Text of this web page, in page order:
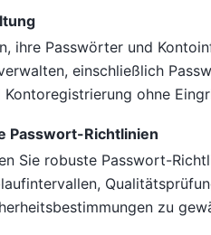
ihre Passwörter und
einschließlich
ohne
Passwort-Richtlinien
Sie robuste Passwort-
zu